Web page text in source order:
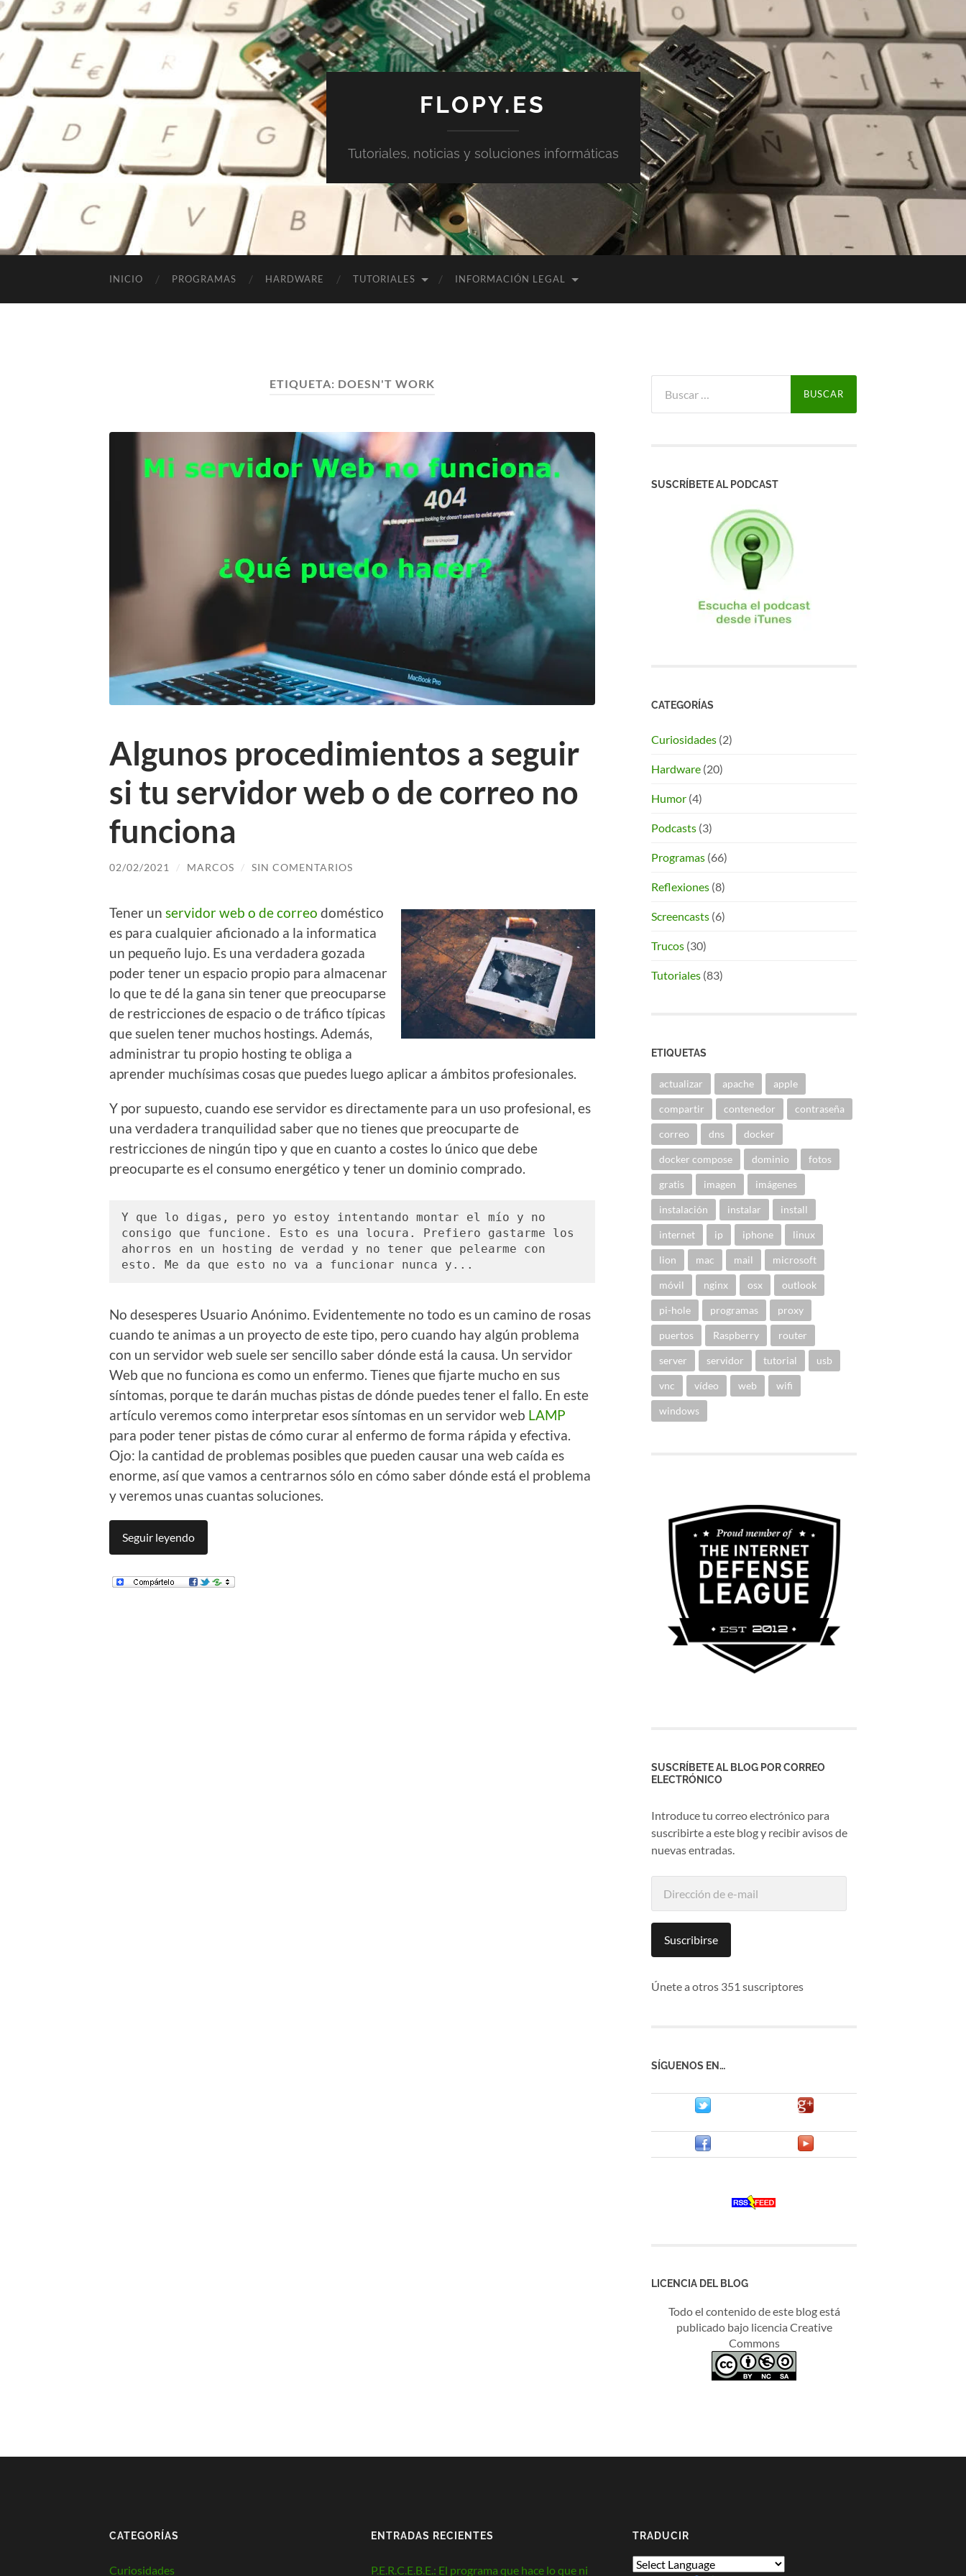
FLOPY.ES
Tutoriales, noticias y soluciones informáticas
INICIO PROGRAMAS HARDWARE TUTORIALES INFORMACIÓN LEGAL
ETIQUETA: DOESN'T WORK
Algunos procedimientos a seguir
si tu servidor web o de correo no
funciona
02/02/2021 / MARCOS / SIN COMENTARIOS
Tener un servidor web o de correo doméstico
es para cualquier aficionado a la informatica
un pequeño lujo. Es una verdadera gozada
poder tener un espacio propio para almacenar
lo que te dé la gana sin tener que preocuparse
de restricciones de espacio o de tráfico típicas
que suelen tener muchos hostings. Además,
administrar tu propio hosting te obliga a
aprender muchísimas cosas que puedes luego aplicar a ámbitos profesionales.
Y por supuesto, cuando ese servidor es directamente para un uso profesional, es
una verdadera tranquilidad saber que no tienes que preocuparte de
restricciones de ningún tipo y que en cuanto a costes lo único que debe
preocuparte es el consumo energético y tener un dominio comprado.
Y que lo digas, pero yo estoy intentando montar el mío y no
consigo que funcione. Esto es una locura. Prefiero gastarme los
ahorros en un hosting de verdad y no tener que pelearme con
esto. Me da que esto no va a funcionar nunca y...
No desesperes Usuario Anónimo. Evidentemente no todo es un camino de rosas
cuando te animas a un proyecto de este tipo, pero cuando hay algún problema
con un servidor web suele ser sencillo saber dónde está la causa. Un servidor
Web que no funciona es como un enfermo. Tienes que fijarte mucho en sus
síntomas, porque te darán muchas pistas de dónde puedes tener el fallo. En este
artículo veremos como interpretar esos síntomas en un servidor web LAMP
para poder tener pistas de cómo curar al enfermo de forma rápida y efectiva.
Ojo: la cantidad de problemas posibles que pueden causar una web caída es
enorme, así que vamos a centrarnos sólo en cómo saber dónde está el problema
y veremos unas cuantas soluciones.
Seguir leyendo
SUSCRÍBETE AL PODCAST
CATEGORÍAS
Curiosidades (2)
Hardware (20)
Humor (4)
Podcasts (3)
Programas (66)
Reflexiones (8)
Screencasts (6)
Trucos (30)
Tutoriales (83)
ETIQUETAS
actualizar apache apple
compartir contenedor contraseña
correo dns docker
docker compose dominio fotos
gratis imagen imágenes
instalación instalar install
internet ip iphone linux
lion mac mail microsoft
móvil nginx osx outlook
pi-hole programas proxy
puertos Raspberry router
server servidor tutorial usb
vnc vídeo web wifi
windows
SUSCRÍBETE AL BLOG POR CORREO
ELECTRÓNICO
Introduce tu correo electrónico para
suscribirte a este blog y recibir avisos de
nuevas entradas.
mailSuscribirse
Únete a otros 351 suscriptores
SÍGUENOS EN…
LICENCIA DEL BLOG
Todo el contenido de este blog está
publicado bajo licencia Creative
Commons
CATEGORÍAS
Curiosidades
ENTRADAS RECIENTES
P.E.R.C.E.B.E.: El programa que hace lo que ni
TRADUCIR